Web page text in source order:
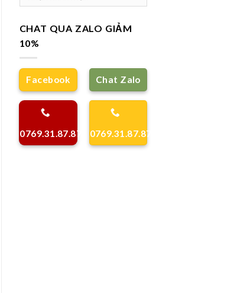
CHAT QUA ZALO GIẢM
10%
Facebook
0769.31.87.87
Chat Zalo
0769.31.87.87